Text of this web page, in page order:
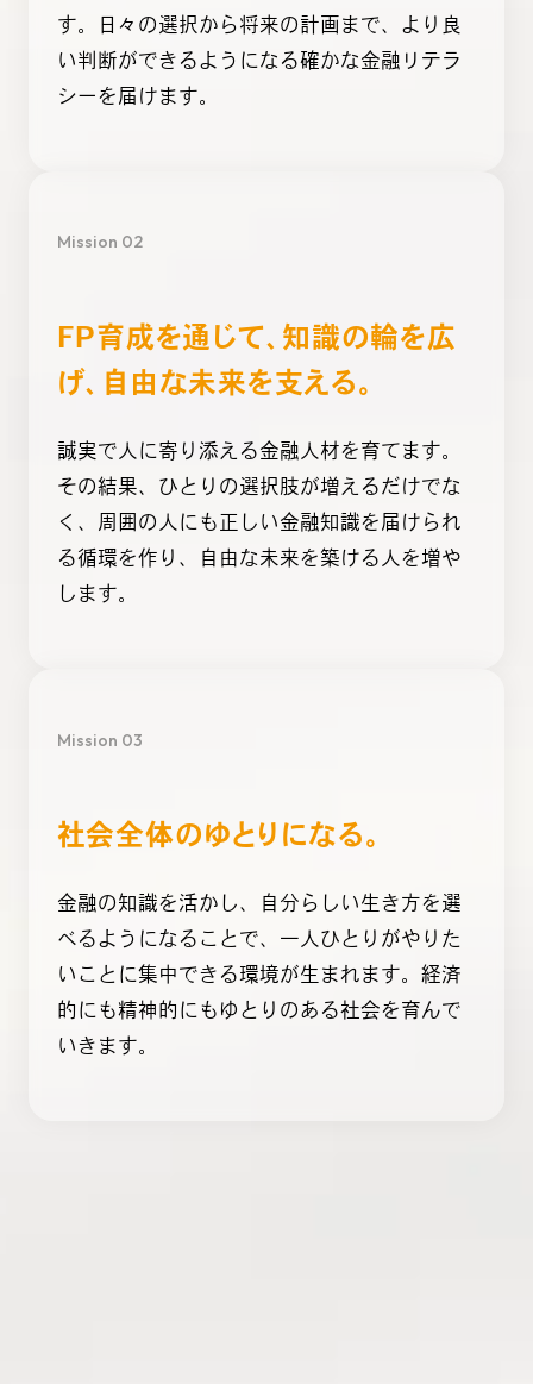
す。日々の選択から将来の計画まで、より良
い判断ができるようになる確かな金融リテラ
シーを届けます。
Mission 02
FP育成を通じて、知識の輪を広
げ、自由な未来を支える。
誠実で人に寄り添える金融人材を育てます。
その結果、ひとりの選択肢が増えるだけでな
く、周囲の人にも正しい金融知識を届けられ
る循環を作り、自由な未来を築ける人を増や
します。
Mission 03
社会全体のゆとりになる。
金融の知識を活かし、自分らしい生き方を選
べるようになることで、一人ひとりがやりた
いことに集中できる環境が生まれます。経済
的にも精神的にもゆとりのある社会を育んで
いきます。